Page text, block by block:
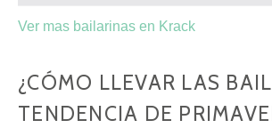
Ver mas bailarinas en Krack
¿CÓMO LLEVAR LAS
TENDENCIA DE